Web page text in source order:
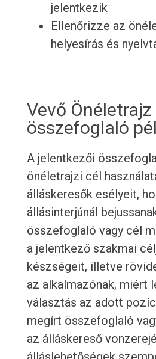
jelentkezik
Ellenőrizze az
helyesírás és
Vevő Önéletrajz
összefoglaló
A jelentkezői
önéletrajzi cél
álláskeresők esélyeit,
állásinterjúnál
összefoglaló vagy cél
a jelentkező szakmai
készségeit, illetve
az alkalmazónak, miért
választás az adott
megírt összefoglaló
az álláskereső